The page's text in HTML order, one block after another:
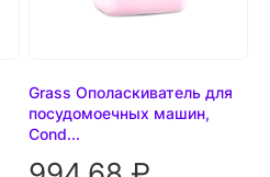
Grass Ополаскиватель для
посудомоечных машин,
Cond...